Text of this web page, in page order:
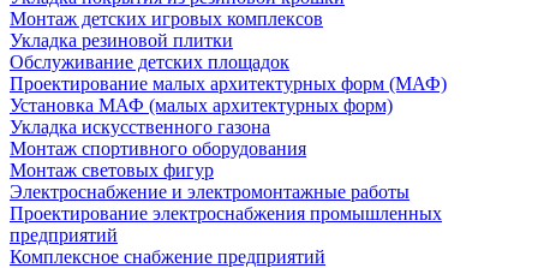
Монтаж детских игровых комплексов
Укладка резиновой плитки
Обслуживание детских площадок
Проектирование малых архитектурных форм (МАФ)
Установка МАФ (малых архитектурных форм)
Укладка искусственного газона
Монтаж спортивного оборудования
Монтаж световых фигур
Электроснабжение и электромонтажные работы
Проектирование электроснабжения промышленных
предприятий
Комплексное снабжение предприятий